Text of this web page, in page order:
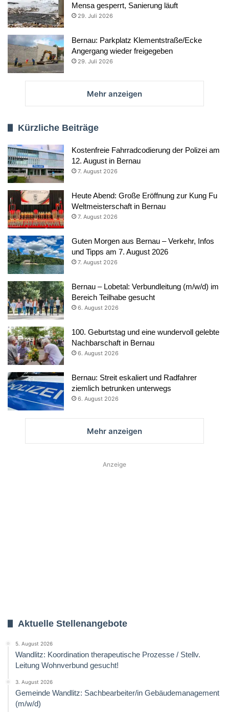
Mensa gesperrt, Sanierung läuft
29. Juli 2026
Bernau: Parkplatz Klementstraße/Ecke
Angergang wieder freigegeben
29. Juli 2026
Mehr anzeigen
Kürzliche Beiträge
Kostenfreie Fahrradcodierung der Polizei am
12. August in Bernau
7. August 2026
Heute Abend: Große Eröffnung zur Kung Fu
Weltmeisterschaft in Bernau
7. August 2026
Guten Morgen aus Bernau – Verkehr, Infos
und Tipps am 7. August 2026
7. August 2026
Bernau – Lobetal: Verbundleitung (m/w/d) im
Bereich Teilhabe gesucht
6. August 2026
100. Geburtstag und eine wundervoll gelebte
Nachbarschaft in Bernau
6. August 2026
Bernau: Streit eskaliert und Radfahrer
ziemlich betrunken unterwegs
6. August 2026
Mehr anzeigen
Anzeige
Aktuelle Stellenangebote
5. August 2026
Wandlitz: Koordination therapeutische Prozesse / Stellv.
Leitung Wohnverbund gesucht!
3. August 2026
Gemeinde Wandlitz: Sachbearbeiter/in Gebäudemanagement
(m/w/d)